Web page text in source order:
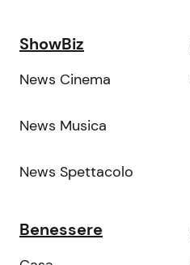
ShowBiz
News Cinema
News Musica
News Spettacolo
Benessere